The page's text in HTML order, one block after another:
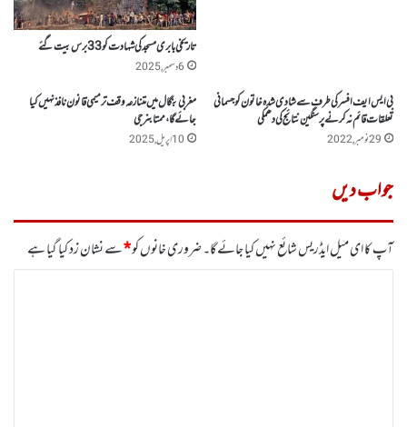
تاریخی بابری مسجد کی شہادت کو 33برس بیت گئے
6 دسمبر, 2025
بی ایس ایف افسر کی طرف سے شادی شدہ خاتون کو جسمانی
تعلقات قائم نہ کرنے پر سنگین نتائج کی دھمکی
29 نومبر, 2022
مغربی بنگال میں متنازعہ وقف ترمیمی قانون نافذ نہیں کیا
جائے گا،ممتا بنر جی
10 اپریل, 2025
جواب دیں
آپ کا ای میل ایڈریس شائع نہیں کیا جائے گا۔ضروری خانوں کو*سے نشان زد کیا گیا ہے